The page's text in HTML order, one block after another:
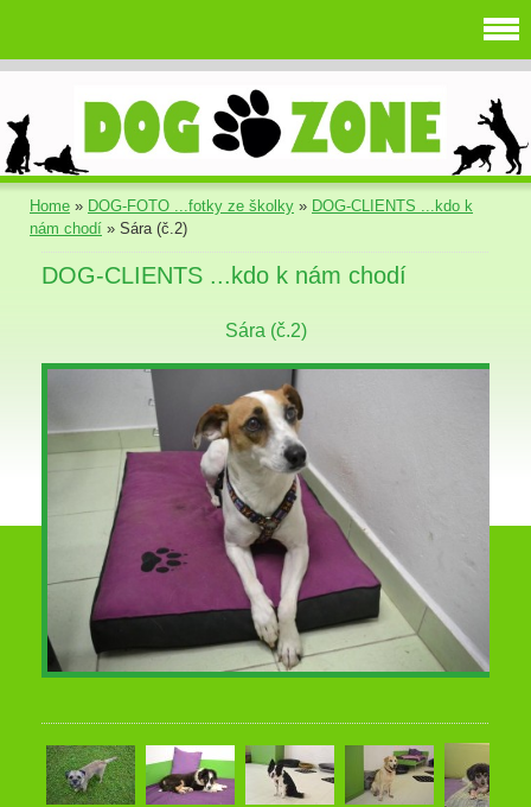
Home » DOG-FOTO ...fotky ze školky » DOG-CLIENTS ...kdo k
nám chodí » Sára (č.2)
DOG-CLIENTS ...kdo k nám chodí
Sára (č.2)